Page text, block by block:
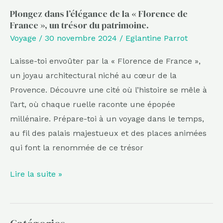
Plongez dans l’élégance de la « Florence de
France », un trésor du patrimoine.
Voyage / 30 novembre 2024 / Eglantine Parrot
Laisse-toi envoûter par la « Florence de France »,
un joyau architectural niché au cœur de la
Provence. Découvre une cité où l’histoire se mêle à
l’art, où chaque ruelle raconte une épopée
millénaire. Prépare-toi à un voyage dans le temps,
au fil des palais majestueux et des places animées
qui font la renommée de ce trésor
du
patrimoine.
Lire la suite »